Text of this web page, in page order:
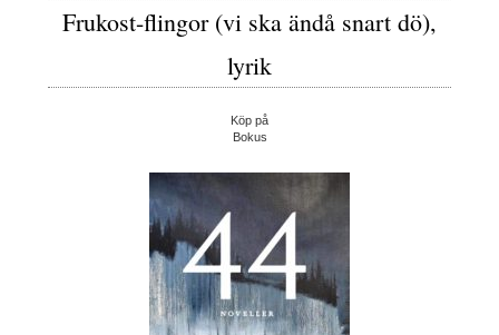
Frukost-flingor (vi ska ändå snart dö),
lyrik
Köp på
Bokus